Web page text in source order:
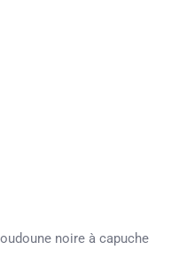
noire à capuche